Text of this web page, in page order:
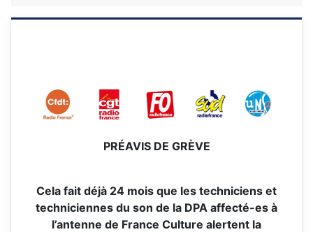
PRÉAVIS DE GRÈVE
Cela fait déjà 24 mois que les techniciens et
techniciennes du son de la DPA affecté-es à
l’antenne de France Culture alertent la